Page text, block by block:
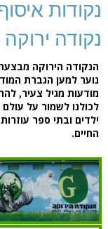
נקודות
נקודה
הנקודה הירוקה
נוער למען הגברת
מודעות מגיל צעיר,
לכולנו לשמור על עולם
ילדים ובתי ספר
החיים.